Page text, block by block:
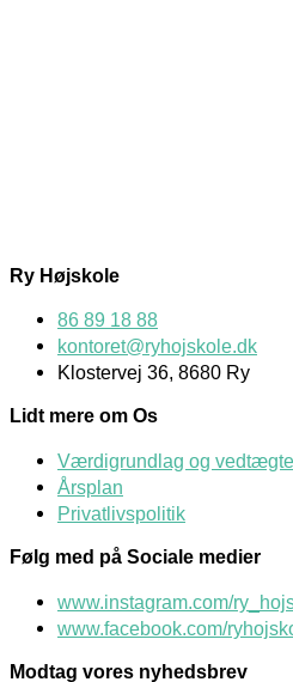
Ry Højskole
86 89 18 88
kontoret@ryhojskole.dk
Klostervej 36, 8680 Ry
Lidt mere om Os
Værdigrundlag og
Årsplan
Privatlivspolitik
Følg med på Sociale medier
www.instagram.com/
www.facebook.com/
Modtag vores nyhedsbrev